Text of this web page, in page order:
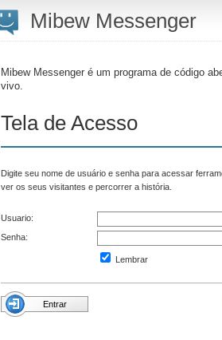
Mibew Messenger
Mibew Messenger é um programa de código
vivo.
Tela de Acesso
Digite seu nome de usuário e senha para acessar
ver os seus visitantes e percorrer a história.
Usuario:
Senha:
Lembrar